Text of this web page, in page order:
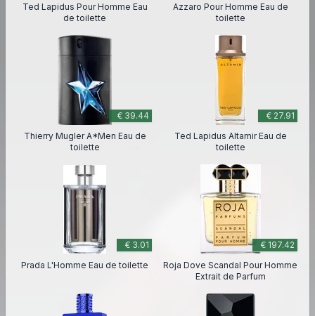
Ted Lapidus Pour Homme Eau
de toilette
Azzaro Pour Homme Eau de
toilette
€ 39.44
Thierry Mugler A*Men Eau de
toilette
€ 27.91
Ted Lapidus Altamir Eau de
toilette
€ 3.01
Prada L'Homme Eau de toilette
€ 197.42
Roja Dove Scandal Pour Homme
Extrait de Parfum